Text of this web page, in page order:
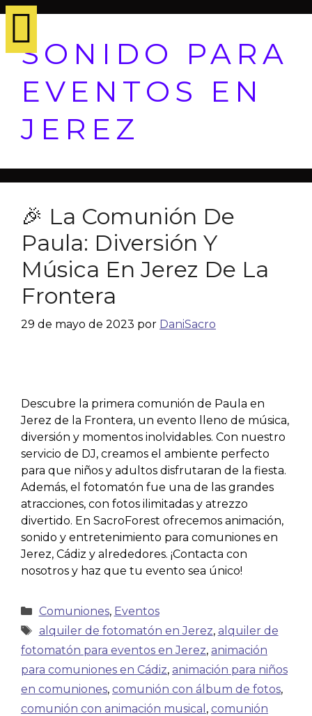
SONIDO PARA
EVENTOS EN
JEREZ
🎉 La Comunión De
Paula: Diversión Y
Música En Jerez De La
Frontera
29 de mayo de 2023 por DaniSacro
Descubre la primera comunión de Paula en
Jerez de la Frontera, un evento lleno de música,
diversión y momentos inolvidables. Con nuestro
servicio de DJ, creamos el ambiente perfecto
para que niños y adultos disfrutaran de la fiesta.
Además, el fotomatón fue una de las grandes
atracciones, con fotos ilimitadas y atrezzo
divertido. En SacroForest ofrecemos animación,
sonido y entretenimiento para comuniones en
Jerez, Cádiz y alrededores. ¡Contacta con
nosotros y haz que tu evento sea único!
Comuniones, Eventos
alquiler de fotomatón en Jerez, alquiler de
fotomatón para eventos en Jerez, animación
para comuniones en Cádiz, animación para niños
en comuniones, comunión con álbum de fotos,
comunión con animación musical , comunión